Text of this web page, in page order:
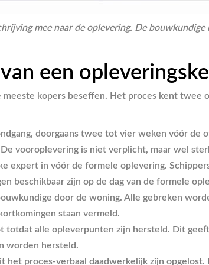
mee naar de oplevering. De
een
kopers beseffen. Het proces kent
doorgaans twee tot vier weken vóór de
vooroplevering is niet verplicht, maar wel
expert in vóór de formele oplevering.
beschikbaar zijn op de dag van de formele
door de woning. Alle gebreken
staan vermeld.
totdat alle opleverpunten zijn hersteld. Dit
worden hersteld.
proces-verbaal daadwerkelijk zijn